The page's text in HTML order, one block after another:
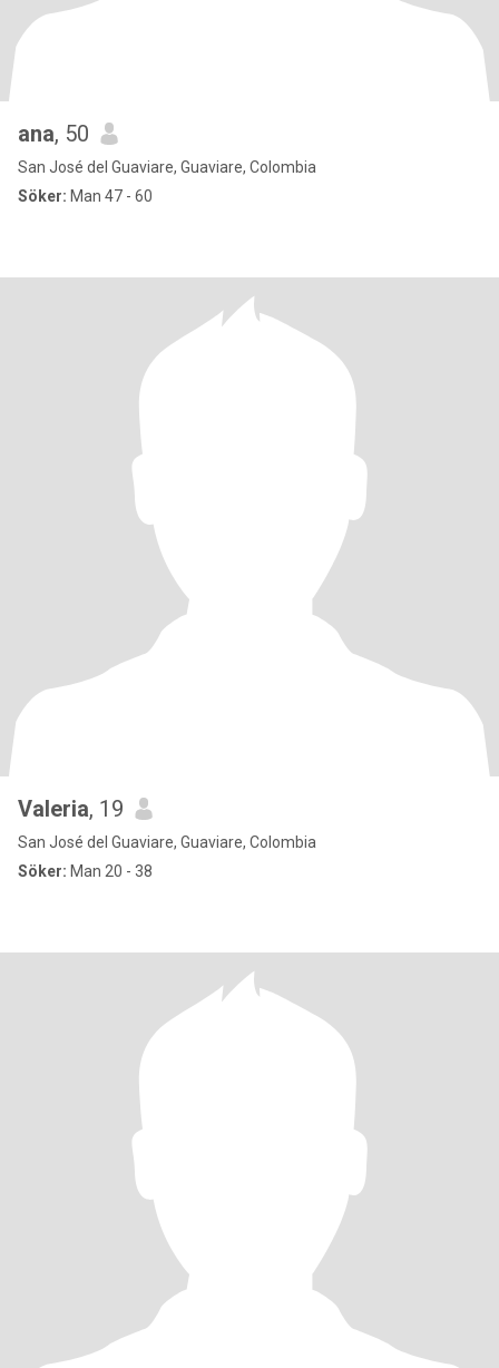
ana, 50
San José del Guaviare, Guaviare, Colombia
Söker: Man 47 - 60
Valeria, 19
San José del Guaviare, Guaviare, Colombia
Söker: Man 20 - 38